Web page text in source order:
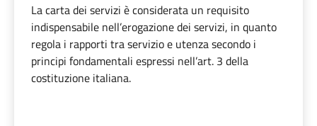
La carta dei servizi è considerata un requisito
indispensabile nell’erogazione dei servizi, in quanto
regola i rapporti tra servizio e utenza secondo i
principi fondamentali espressi nell’art. 3 della
costituzione italiana.